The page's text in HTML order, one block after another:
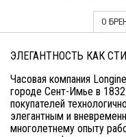
О
ЭЛЕГАНТНОСТЬ КАК
Часовая компания
городе Сент-Имье в 1832
покупателей
элегантным и
многолетнему опыту